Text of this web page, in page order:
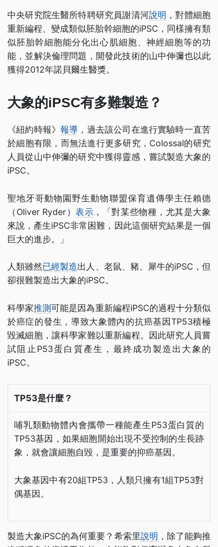
中央研究院生醫所特聘研究員謝清河說明 ，對體細胞
重新編程、變成類似胚胎幹細胞的iPSC，同樣擁有類
似胚胎幹細胞能分化出心肌細胞、神經細胞等的功
能，並解決倫理問題，開發此技術的山中伸彌也以此
獲得2012年諾貝爾生醫獎。
大象的iPSC有多難製造？
《紐約時報》報導 ，過去該公司在進行實驗時一直苦
於細胞有限，而無法進行更多研究，Colossal的研究
人員從山中伸彌的研究中獲得靈感，嘗試製造大象的
iPSC。
聖地牙哥動物園野生動物聯盟保育遺傳學主任賴德
（Oliver Ryder）表示 ，「對某些物種，尤其是大象
來說，產生iPSC非常困難，因此這個研究結果是一個
巨大的進步。」
人類雖然已經製造出人、老鼠、豬、犀牛的iPSC，但
卻很難製造出大象的iPSC。
科學家推測可能是因為重新編程iPSC的過程十分類似
於癌症的發生，導致大象體內的抗癌基因TP53積極
毀滅細胞，讓科學家難以重新編程。因此研究人員嘗
試阻止P53蛋白質產生，最終成功製造出大象的
iPSC。
TP53是什麼？
哺乳類動物體內會攜帶一種能產生P53蛋白質的
TP53基因，如果細胞開始出現不受控制的生長跡
象，就會讓細胞自毀，是重要的抑癌基因。
大象基因中有20組TP53，人類只擁有1組TP53對
偶基因。
製造大象iPSC的為何重要？希索里說明 ，除了能夠推